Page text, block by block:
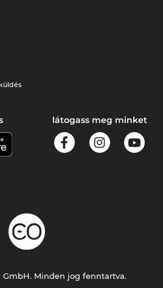
látogass meg minket
GmbH. Minden jog fenntartva.